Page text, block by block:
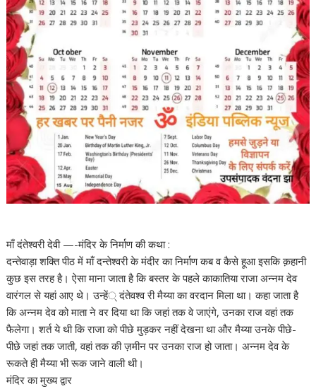
माँ दंतेश्वरी देवी —-मंदिर के निर्माण की कथा :
दन्तेवाड़ा शक्ति पीठ में माँ दन्तेश्वरी के मंदीर का निर्माण कब व कैसे हूआ इसकि क़हानी
कुछ इस तरह है। ऐसा माना जाता है कि बस्तर के पहले काकातिया राजा अन्नम देव
वारंगल से यहां आए थे। उन्हें् दंतेवश्व री मैय्या का वरदान मिला था। कहा जाता है
कि अन्नम देव को माता ने वर दिया था कि जहां तक वे जाएंगे, उनका राज वहां तक
फैलेगा। शर्त ये थी कि राजा को पीछे मुड़कर नहीं देखना था और मैय्या उनके पीछे-
पीछे जहां तक जाती, वहां तक की ज़मीन पर उनका राज हो जाता। अन्नम देव के
रूकते ही मैय्या भी रूक जाने वाली थी।
मंदिर का मुख्य द्वार